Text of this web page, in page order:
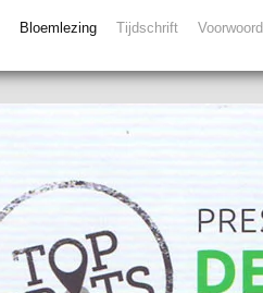
Bloemlezing Tijdschrift Voorwoord